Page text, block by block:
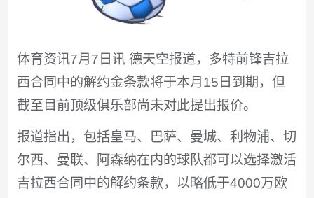
体育资讯7月7日讯 德天空报道，多特前锋吉拉
西合同中的解约金条款将于本月15日到期，但
截至目前顶级俱乐部尚未对此提出报价。
报道指出，包括皇马、巴萨、曼城、利物浦、切
尔西、曼联、阿森纳在内的球队都可以选择激活
吉拉西合同中的解约条款，以略低于4000万欧